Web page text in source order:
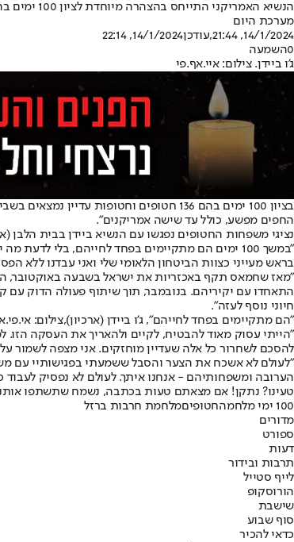
הנשיא האמריקני התייחס בהצהרה מיוחדת לציון 100 ימים בהם החטופים עדיין בשבי החמאס: "הם מתקיימים בפחד לחייהם" • עוד הוסיף כי "לעולם לא נפסיק לעבוד כדי להחזיר אותם הביתה"
מערכת היום
14/1/2024, 21:44
,עודכן14/1/2024, 22:14
0השמעה
ג'ו ביידן. צילום: איי.אף.פי
בציון 100 ימים בהם 136 חטופים וחטופות עדיין נמצאים בשבי החמאס בעזה, התייחס היום (ראשון), נשיא ארה"ב ג'ו ביידן לנושא בהצהרה מיוחדת:
החפים מפשע, כולל עד שישה אמריקנים".
נציגי משפחות החטופים נפגשו עם הנשיא ביידן בבית הלבן
בראש מעייני כצוות הביטחון הלאומי שלי ואני עבדנו ללא
"מאז שחמאס תקף באכזריות את ישראל בשבעה באוקטובר,
חיוני נוסף לעזה".
"הם מתקיימים בפחד לחייהם", ג'ו ביידן (ארכיון),צילום:
"הייתי עסוק מאוד להבטיח, לקיים ולהאריך את העסקה
להסכם לשחרור כל אלה שעדיין מוחזקים. אני מצפה לשמור
הערובה ומשפחותיהם - אנחנו איתך. לעולם לא נפסיק
טעינו? נתקן! אם מצאתם טעות בכתבה, נשמח שתשתפו
100 ימי מלחמה
חטופיםמלחמת חרבות ברזל
מדורים
ספורט
דעות
תרבות ובידור
לייף סטייל
הורוסקופ
שישבת
סוף שבוע
כדאי להכיר